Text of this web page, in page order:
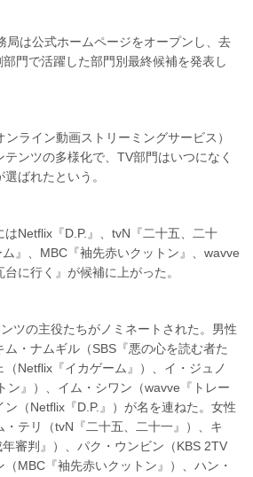
局は公式ホームページをオープンし、去
門で活躍した部門別最終候補を発表し
ライン動画ストリーミングサービス）
ンツの多様化で、TV部門はいつになく
ばれたという。
はNetflix『D.P.』、tvN『二十五、二十
』、MBC『袖先赤いクットン』、wavve
台に行く』が候補に上がった。
ツの主役たちがノミネートされた。男性
・ナムギル（SBS『悪の心を読む者た
Netflix『イカゲーム』）、イ・ジュノ
ン』）、イム・シワン（wavve『トレー
（Netflix『D.P.』）が名を連ねた。女性
テリ（tvN『二十五、二十一』）、キ
審判』）、パク・ウンビン（KBS 2TV
（MBC『袖先赤いクットン』）、ハン・